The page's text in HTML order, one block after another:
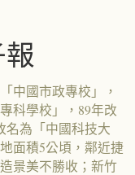
中國市政專校」，
科學校」，89年改
名為「中國科技大
面積5公頃，鄰近捷
景美不勝收；新竹